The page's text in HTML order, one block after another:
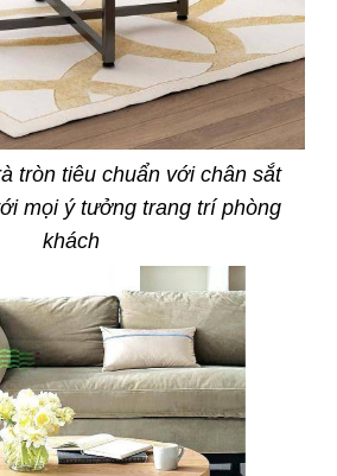
tròn tiêu chuẩn với chân sắt
mọi ý tưởng trang trí phòng
khách